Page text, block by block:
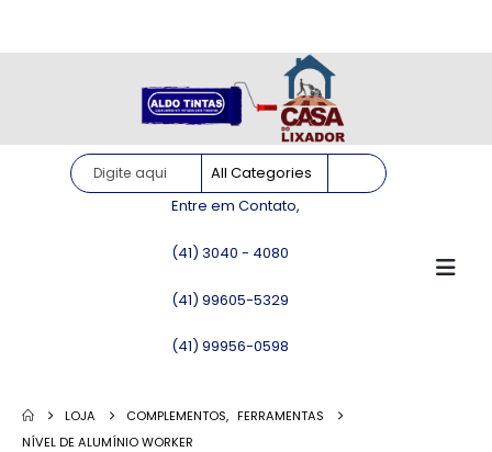
Entre em Contato,
(41) 3040 - 4080
(41) 99605-5329
(41) 99956-0598
LOJA COMPLEMENTOS, FERRAMENTAS
NÍVEL DE ALUMÍNIO WORKER